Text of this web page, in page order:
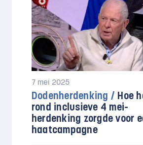
7 mei 2025
Dodenherdenking / Hoe
rond inclusieve 4 mei-
herdenking zorgde voor
haatcampagne